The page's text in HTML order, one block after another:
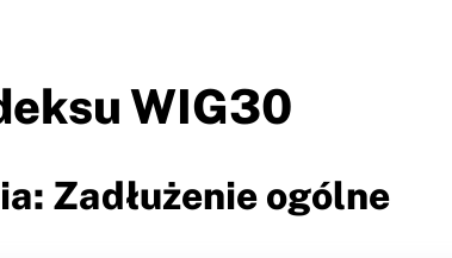
WIG30
Zadłużenie ogólne